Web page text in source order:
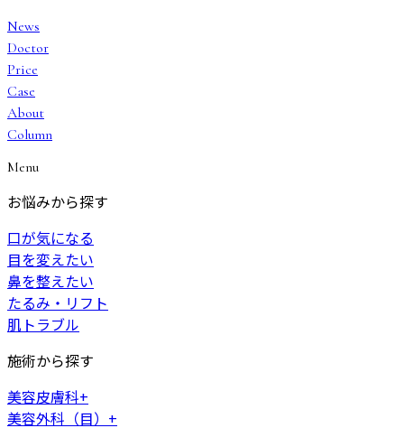
News
Doctor
Price
Case
About
Column
Menu
お悩みから探す
口が気になる
目を変えたい
鼻を整えたい
たるみ・リフト
肌トラブル
施術から探す
美容皮膚科+
美容外科（目） +